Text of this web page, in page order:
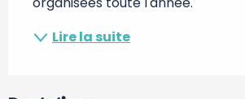
Lire la suite